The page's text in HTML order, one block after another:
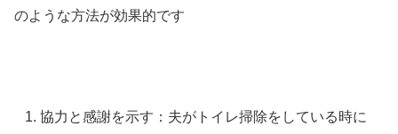
のような方法が効果的です
協力と感謝を示す：夫がトイレ掃除をしている時に